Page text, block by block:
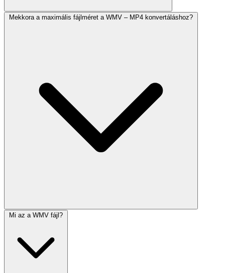
Mekkora a maximális fájlméret a WMV – MP4 konvertáláshoz?
Mi az a WMV fájl?